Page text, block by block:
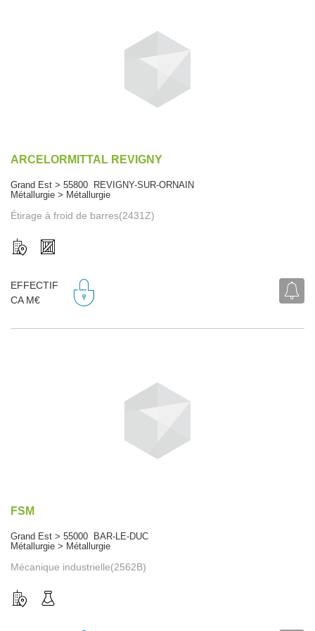
ARCELORMITTAL REVIGNY
Grand Est > 55800 REVIGNY-SUR-ORNAIN
Métallurgie > Métallurgie
Étirage à froid de barres(2431Z)
EFFECTIF
CA M€
FSM
Grand Est > 55000 BAR-LE-DUC
Métallurgie > Métallurgie
Mécanique industrielle(2562B)